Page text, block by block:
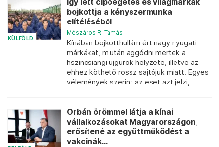
KÜLFÖLD
Így lett cipőégetés és világmárkák
bojkottja a kényszermunka
elítéléséből
Mészáros R. Tamás
Kínában bojkotthullám ért nagy nyugati
márkákat, miután aggódni mertek a
hszincsiangi ujgurok helyzete, illetve az
ehhez köthető rossz sajtójuk miatt. Egyes
vélemények szerint az eset azt jelzi,...
Orbán örömmel látja a kínai
vállalkozásokat Magyarországon,
erősítené az együttműködést a
vakcinák...